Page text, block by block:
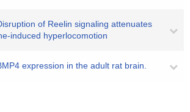
of Reelin signaling attenuates
induced hyperlocomotion
expression in the adult rat brain.